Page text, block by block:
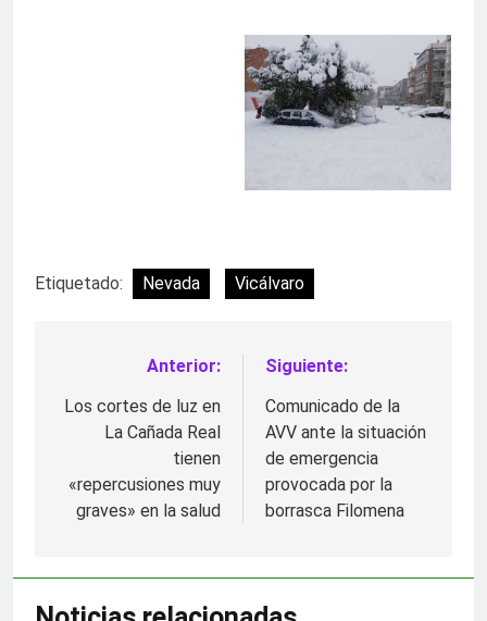
Etiquetado: Nevada Vicálvaro
Navegación
de
Anterior:
Los cortes de luz en
La Cañada Real
tienen
«repercusiones muy
graves» en la salud
Siguiente:
Comunicado de la
AVV ante la situación
de emergencia
provocada por la
borrasca Filomena